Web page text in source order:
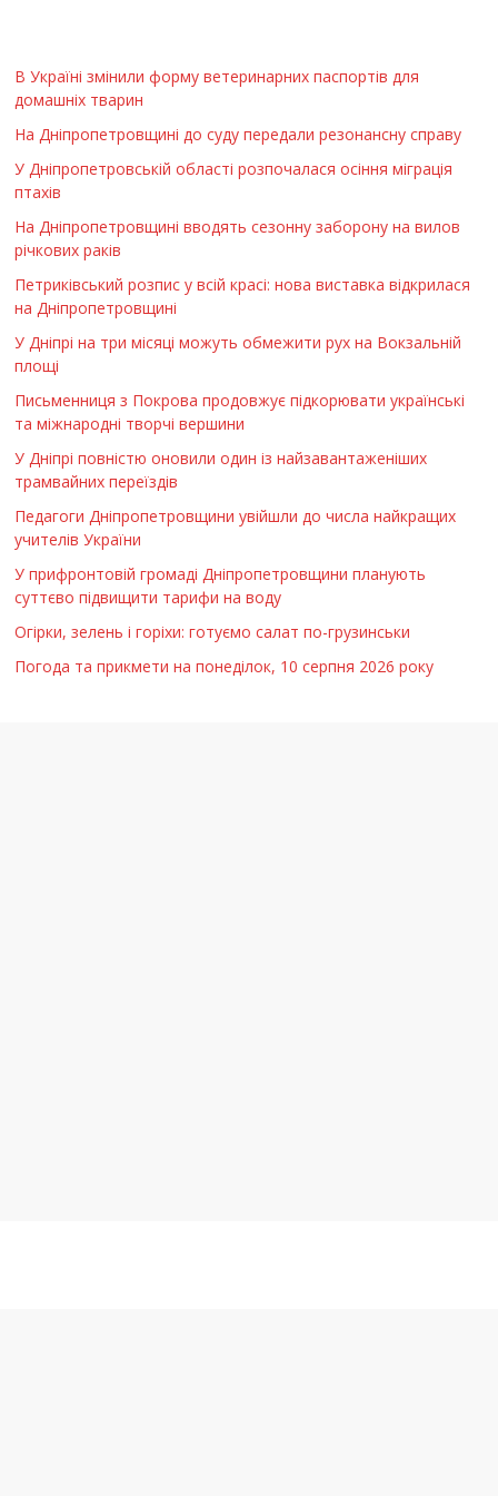
В Україні змінили форму ветеринарних паспортів для
домашніх тварин
На Дніпропетровщині до суду передали резонансну справу
У Дніпропетровській області розпочалася осіння міграція
птахів
На Дніпропетровщині вводять сезонну заборону на вилов
річкових раків
Петриківський розпис у всій красі: нова виставка відкрилася
на Дніпропетровщині
У Дніпрі на три місяці можуть обмежити рух на Вокзальній
площі
Письменниця з Покрова продовжує підкорювати українські
та міжнародні творчі вершини
У Дніпрі повністю оновили один із найзавантаженіших
трамвайних переїздів
Педагоги Дніпропетровщини увійшли до числа найкращих
учителів України
У прифронтовій громаді Дніпропетровщини планують
суттєво підвищити тарифи на воду
Огірки, зелень і горіхи: готуємо салат по-грузинськи
Погода та прикмети на понеділок, 10 серпня 2026 року